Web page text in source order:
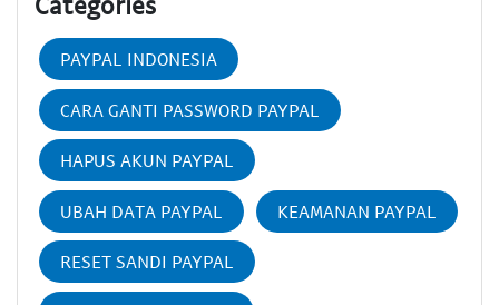
PAYPAL INDONESIA
CARA GANTI PASSWORD PAYPAL
HAPUS AKUN PAYPAL
UBAH DATA PAYPAL KEAMANAN PAYPAL
RESET SANDI PAYPAL